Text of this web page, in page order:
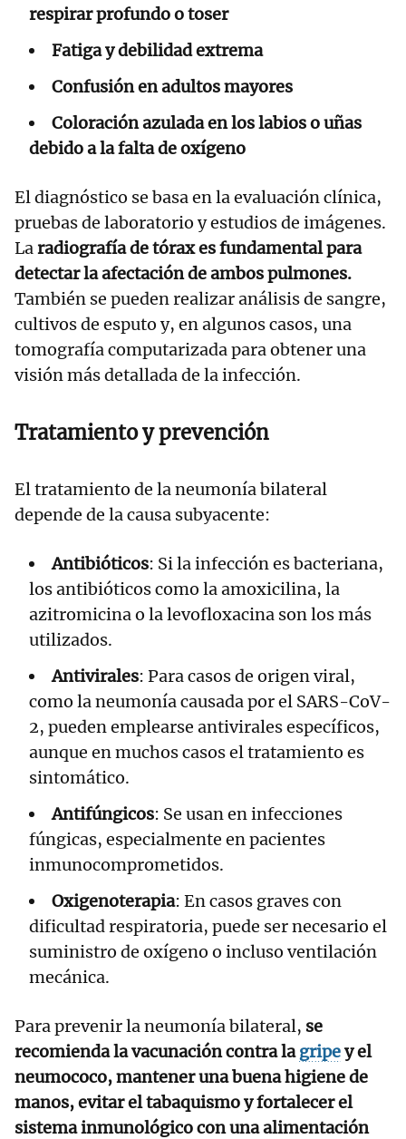
respirar profundo o toser
Fatiga y debilidad extrema
Confusión en adultos mayores
Coloración azulada en los labios o uñas
debido a la falta de oxígeno
El diagnóstico se basa en la evaluación clínica,
pruebas de laboratorio y estudios de imágenes.
Laradiografía de tórax es fundamental para
detectar la afectación de ambos pulmones.
También se pueden realizar análisis de sangre,
cultivos de esputo y, en algunos casos, una
tomografía computarizada para obtener una
visión más detallada de la infección.
Tratamiento y prevención
El tratamiento de la neumonía bilateral
depende de la causa subyacente:
Antibióticos: Si la infección es bacteriana,
los antibióticos como la amoxicilina, la
azitromicina o la levofloxacina son los más
utilizados.
Antivirales: Para casos de origen viral,
como la neumonía causada por el SARS-CoV-
2, pueden emplearse antivirales específicos,
aunque en muchos casos el tratamiento es
sintomático.
Antifúngicos: Se usan en infecciones
fúngicas, especialmente en pacientes
inmunocomprometidos.
Oxigenoterapia: En casos graves con
dificultad respiratoria, puede ser necesario el
suministro de oxígeno o incluso ventilación
mecánica.
Para prevenir la neumonía bilateral, se
recomienda la vacunación contra lagripey el
neumococo, mantener una buena higiene de
manos, evitar el tabaquismo y fortalecer el
sistema inmunológico con una alimentación